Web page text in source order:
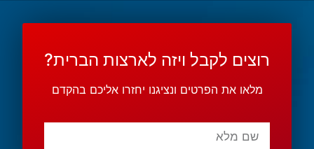
רוצים לקבל ויזה לארצות הברית?
מלאו את הפרטים ונציגנו יחזרו אליכם בהקדם